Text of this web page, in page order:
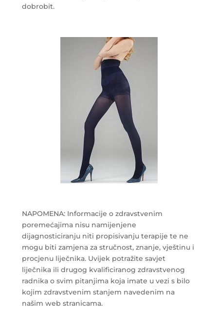
dobrobit.
NAPOMENA: Informacije o zdravstvenim
poremećajima nisu namijenjene
dijagnosticiranju niti propisivanju terapije te ne
mogu biti zamjena za stručnost, znanje, vještinu i
procjenu liječnika. Uvijek potražite savjet
liječnika ili drugog kvalificiranog zdravstvenog
radnika o svim pitanjima koja imate u vezi s bilo
kojim zdravstvenim stanjem navedenim na
našim web stranicama.